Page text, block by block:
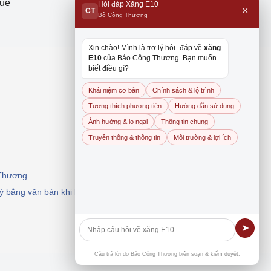
văn bản khi khai thác, dẫn nguồn.
CT
Hỏi đáp Xăng E10
Bộ Công Thương ×
Xin chào! Mình là trợ lý hỏi–đáp về xăng
E10 của Báo Công Thương. Bạn muốn
biết điều gì?
Khái niệm cơ bản Chính sách & lộ trình
Tương thích phương tiện Hướng dẫn sử dụng
Ảnh hưởng & lo ngại Thông tin chung
Truyền thông & thông tin Môi trường & lợi ích
➤
Câu trả lời do Báo Công Thương biên soạn & kiểm duyệt.